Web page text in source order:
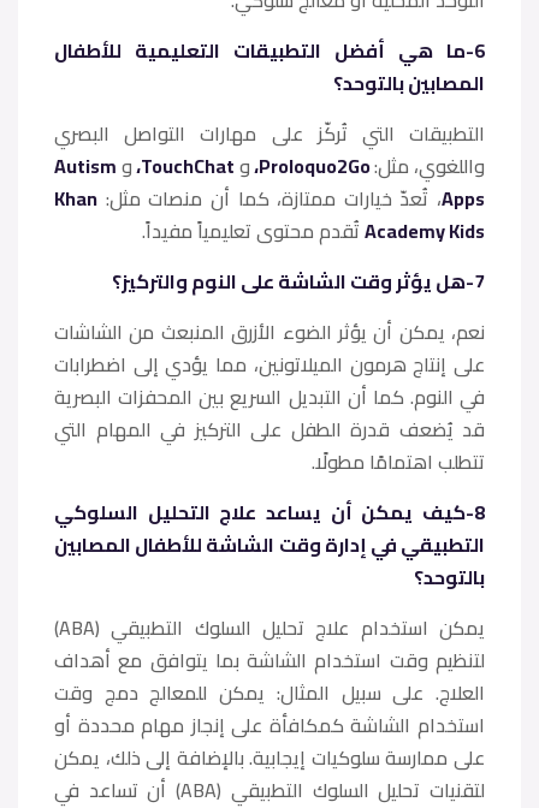
6-​ما هي أفضل التطبيقات التعليمية للأطفال
المصابين بالتوحد؟
التطبيقات التي تُركّز على مهارات التواصل البصري
واللغوي، مثل:Proloquo2Go، و وAutism
Apps، تُعدّ خيارات ممتازة، كما أن منصات مثل: Khan
Academy Kidsتُقدم محتوى تعليمياً مفيداً.
7-هل يؤثر وقت الشاشة على النوم والتركيز؟
نعم، يمكن أن يؤثر الضوء الأزرق المنبعث من الشاشات
على إنتاج هرمون الميلاتونين، مما يؤدي إلى اضطرابات
في النوم. كما أن التبديل السريع بين المحفزات البصرية
قد يُضعف قدرة الطفل على التركيز في المهام التي
تتطلب اهتمامًا مطولًا.
8-كيف يمكن أن يساعد علاج التحليل السلوكي
التطبيقي في إدارة وقت الشاشة للأطفال المصابين
بالتوحد؟
يمكن استخدام علاج تحليل السلوك التطبيقي (ABA)
لتنظيم وقت استخدام الشاشة بما يتوافق مع أهداف
العلاج. على سبيل المثال: يمكن للمعالج دمج وقت
استخدام الشاشة كمكافأة على إنجاز مهام محددة أو
على ممارسة سلوكيات إيجابية. بالإضافة إلى ذلك، يمكن
لتقنيات تحليل السلوك التطبيقي (ABA) أن تساعد في